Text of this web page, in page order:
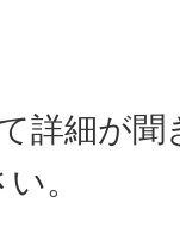
詳細が
。